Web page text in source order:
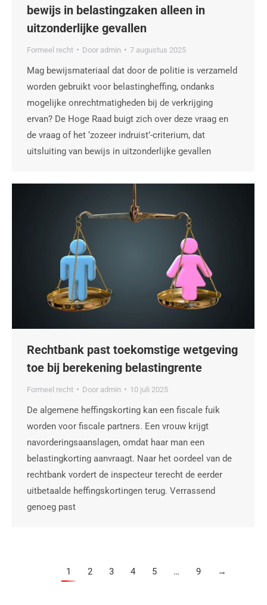
bewijs in belastingzaken alleen in
uitzonderlijke gevallen
Formeel recht Door admin 7 augustus 2025
Mag bewijsmateriaal dat door de politie is verzameld
worden gebruikt voor belastingheffing, ondanks
mogelijke onrechtmatigheden bij de verkrijging
ervan? De Hoge Raad buigt zich over deze vraag en
de vraag of het ‘zozeer indruist’-criterium, dat
uitsluiting van bewijs in uitzonderlijke gevallen
Rechtbank past toekomstige wetgeving
toe bij berekening belastingrente
Formeel recht Door admin 10 juli 2025
De algemene heffingskorting kan een fiscale fuik
worden voor fiscale partners. Een vrouw krijgt
navorderingsaanslagen, omdat haar man een
belastingkorting aanvraagt. Naar het oordeel van de
rechtbank vordert de inspecteur terecht de eerder
uitbetaalde heffingskortingen terug. Verrassend
genoeg past
1 2 3 4 5 … 9 →